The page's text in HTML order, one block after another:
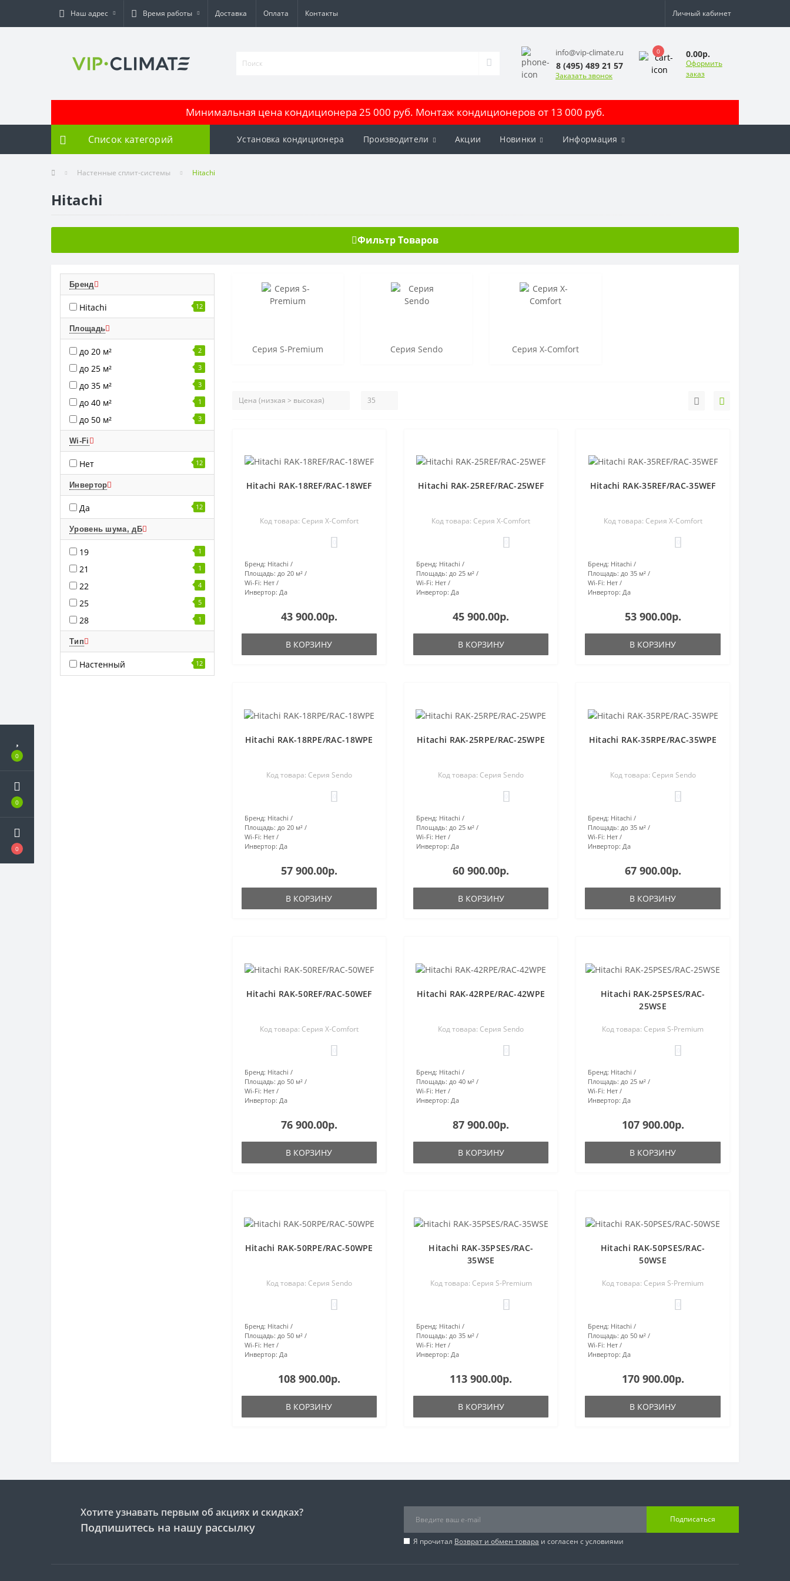
0
0
0
Наш адрес Время работы Доставка Оплата Контакты Личный кабинет
info@vip-climate.ru
8 (495) 489 21 57
Заказать звонок
0 0.00р.
Оформить
заказ
Минимальная цена кондиционера 25 000 руб. Монтаж кондиционеров от 13 000 руб.
Список категорий Установка кондиционера Производители Акции Новинки Информация
Настенные сплит-системы Hitachi
Hitachi
Фильтр Товаров
Бренд
Hitachi 12
Площадь
до 20 м² 2
до 25 м² 3
до 35 м² 3
до 40 м² 1
до 50 м² 3
Wi-Fi
Нет 12
Инвертор
Да 12
Уровень шума, дБ
19 1
21 1
22 4
25 5
28 1
Тип
Настенный 12
Серия S-Premium Серия Sendo Серия X-Comfort
Hitachi RAK-18REF/RAC-18WEF
Код товара: Серия X-Comfort
Бренд: Hitachi
Площадь: до 20 м²
Wi-Fi: Нет
Инвертор: Да
43 900.00р.
В КОРЗИНУ
Hitachi RAK-25REF/RAC-25WEF
Код товара: Серия X-Comfort
Бренд: Hitachi
Площадь: до 25 м²
Wi-Fi: Нет
Инвертор: Да
45 900.00р.
В КОРЗИНУ
Hitachi RAK-35REF/RAC-35WEF
Код товара: Серия X-Comfort
Бренд: Hitachi
Площадь: до 35 м²
Wi-Fi: Нет
Инвертор: Да
53 900.00р.
В КОРЗИНУ
Hitachi RAK-18RPE/RAC-18WPE
Код товара: Серия Sendo
Бренд: Hitachi
Площадь: до 20 м²
Wi-Fi: Нет
Инвертор: Да
57 900.00р.
В КОРЗИНУ
Hitachi RAK-25RPE/RAC-25WPE
Код товара: Серия Sendo
Бренд: Hitachi
Площадь: до 25 м²
Wi-Fi: Нет
Инвертор: Да
60 900.00р.
В КОРЗИНУ
Hitachi RAK-35RPE/RAC-35WPE
Код товара: Серия Sendo
Бренд: Hitachi
Площадь: до 35 м²
Wi-Fi: Нет
Инвертор: Да
67 900.00р.
В КОРЗИНУ
Hitachi RAK-50REF/RAC-50WEF
Код товара: Серия X-Comfort
Бренд: Hitachi
Площадь: до 50 м²
Wi-Fi: Нет
Инвертор: Да
76 900.00р.
В КОРЗИНУ
Hitachi RAK-42RPE/RAC-42WPE
Код товара: Серия Sendo
Бренд: Hitachi
Площадь: до 40 м²
Wi-Fi: Нет
Инвертор: Да
87 900.00р.
В КОРЗИНУ
Hitachi RAK-25PSES/RAC-
25WSE
Код товара: Серия S-Premium
Бренд: Hitachi
Площадь: до 25 м²
Wi-Fi: Нет
Инвертор: Да
107 900.00р.
В КОРЗИНУ
Hitachi RAK-50RPE/RAC-50WPE
Код товара: Серия Sendo
Бренд: Hitachi
Площадь: до 50 м²
Wi-Fi: Нет
Инвертор: Да
108 900.00р.
В КОРЗИНУ
Hitachi RAK-35PSES/RAC-
35WSE
Код товара: Серия S-Premium
Бренд: Hitachi
Площадь: до 35 м²
Wi-Fi: Нет
Инвертор: Да
113 900.00р.
В КОРЗИНУ
Hitachi RAK-50PSES/RAC-
50WSE
Код товара: Серия S-Premium
Бренд: Hitachi
Площадь: до 50 м²
Wi-Fi: Нет
Инвертор: Да
170 900.00р.
В КОРЗИНУ
Хотите узнавать первым об акциях и скидках?
Подпишитесь на нашу рассылку
Подписаться
Я прочитал Возврат и обмен товара и согласен с условиями